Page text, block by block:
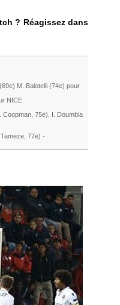
? Réagissez dans
(69e) M. Balotelli (74e) pour
NICE
Coopman , 75e)
I. Doumbia
, 77e) -